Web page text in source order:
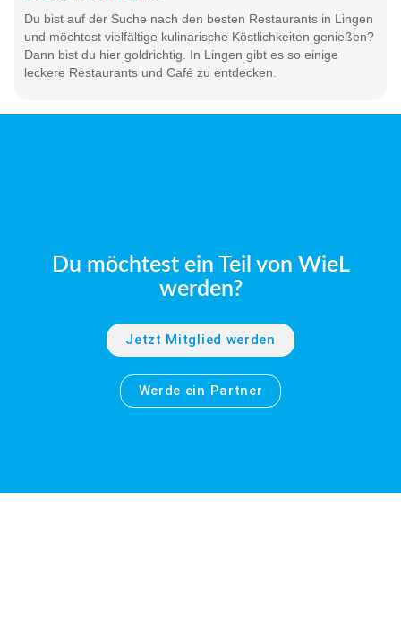
Du bist auf der Suche nach den besten Restaurants in Lingen
und möchtest vielfältige kulinarische Köstlichkeiten genießen?
Dann bist du hier goldrichtig. In Lingen gibt es so einige
leckere Restaurants und Café zu entdecken.
Du möchtest ein Teil von WieL
werden?
Jetzt Mitglied werden
Werde ein Partner